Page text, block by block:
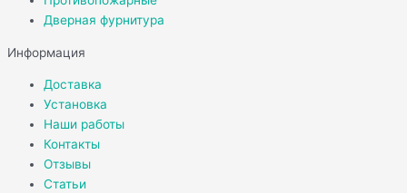
Дверная фурнитура
Информация
Доставка
Установка
Наши работы
Контакты
Отзывы
Статьи